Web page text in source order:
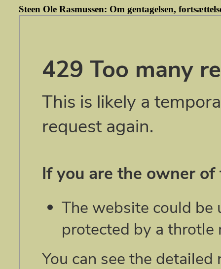
Steen Ole Rasmussen: Om gentagelsen,